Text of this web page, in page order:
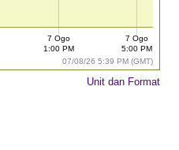
07/08/26 5:39 PM (GMT)
7 Ogo
1:00 PM
7 Ogo
5:00 PM
Unit dan Format